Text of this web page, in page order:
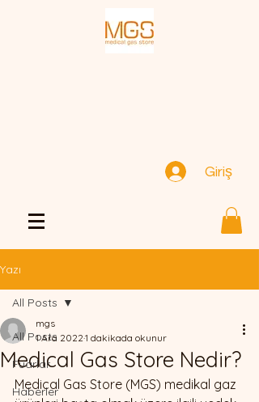
Giriş
Yazı
All Posts
Fuarlar
Haberler
All Posts
Medical Gas Store Nedir?
mgs
1 Ara 2022 1 dakikada okunur
Medical Gas Store (MGS) medikal gaz